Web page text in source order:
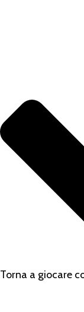
Torna a giocare